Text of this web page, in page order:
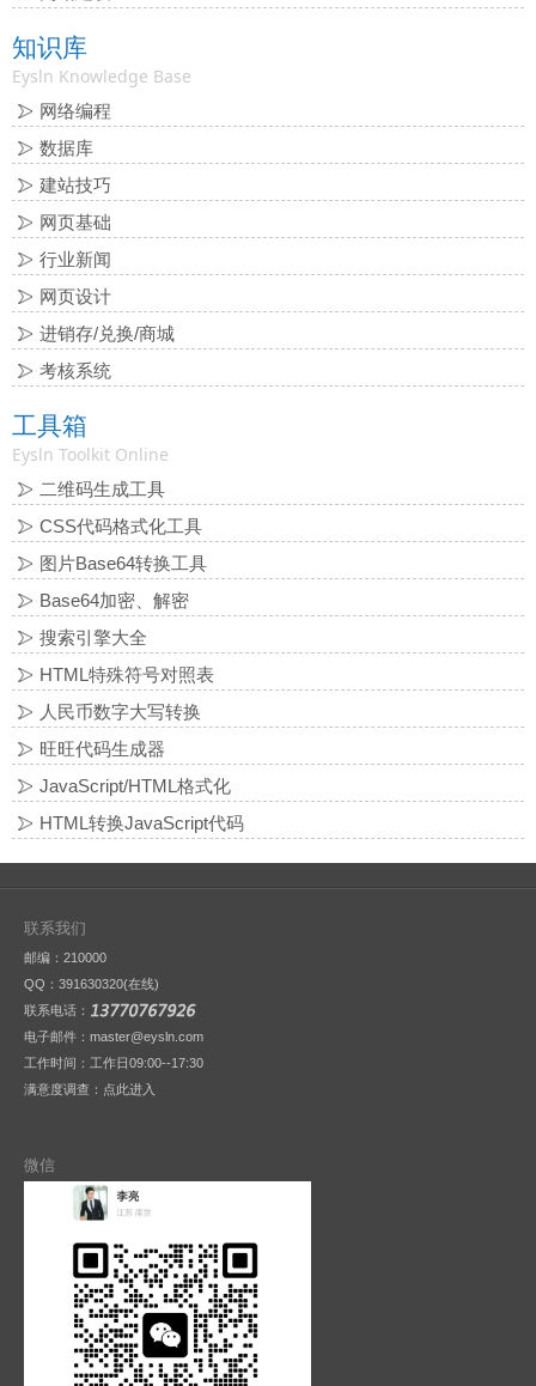
知识库
Eysln Knowledge Base
网络编程
数据库
建站技巧
网页基础
行业新闻
网页设计
进销存/兑换/商城
考核系统
工具箱
Eysln Toolkit Online
二维码生成工具
CSS代码格式化工具
图片Base64转换工具
Base64加密、解密
搜索引擎大全
HTML特殊符号对照表
人民币数字大写转换
旺旺代码生成器
JavaScript/HTML格式化
HTML转换JavaScript代码
联系我们
邮编：210000
QQ： 391630320(在线)
联系电话：
电子邮件：master@eysln.com
工作时间：工作日09:00--17:30
满意度调查： 点此进入
微信